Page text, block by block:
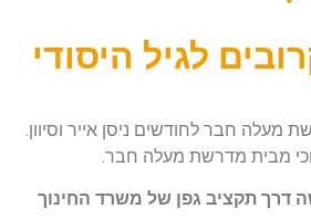
לגיל היסודי
מעלה חבר לחודשים ניסן אייר וסיוון.
מבית מדרשת מעלה חבר.
דרך תקציב גפן של משרד החינוך